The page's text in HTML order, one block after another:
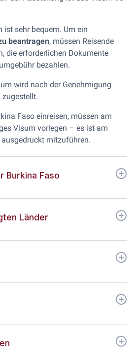
ist sehr bequem. Um ein
beantragen, müssen Reisende
die erforderlichen Dokumente
bezahlen.
wird nach der Genehmigung
zugestellt.
Faso einreisen, müssen am
Visum vorlegen – es ist am
mitzuführen.
Burkina Faso
Länder